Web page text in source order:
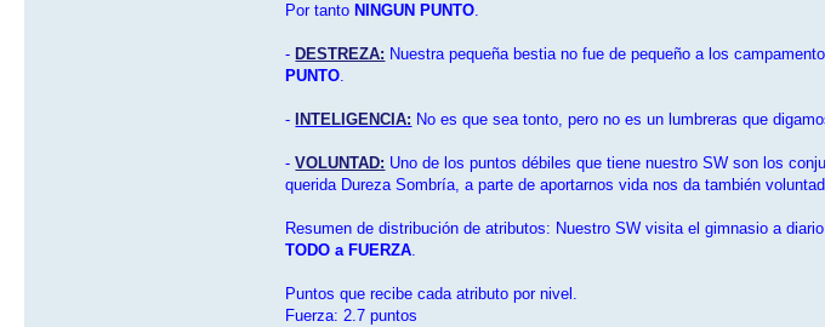
Por tanto NINGUN PUNTO.
- DESTREZA: Nuestra pequeña bestia no fue de pequeño a los
PUNTO.
- INTELIGENCIA: No es que sea tonto, pero no es un lumbreras que
-VOLUNTAD: Uno de los puntos débiles que tiene nuestro SW son los
querida Dureza Sombría, a parte de aportarnos vida nos da también
Resumen de distribución de atributos: Nuestro SW visita el gimnasio a
TODO a FUERZA.
Puntos que recibe cada atributo por nivel.
Fuerza: 2.7 puntos